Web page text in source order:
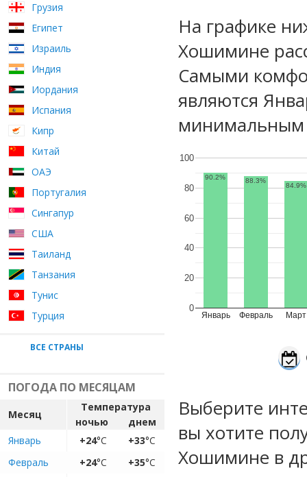
Грузия
Египет
Израиль
Индия
Иордания
Испания
Кипр
Китай
ОАЭ
Португалия
Сингапур
США
Таиланд
Танзания
Тунис
Турция
ВСЕ СТРАНЫ
ПОГОДА ПО МЕСЯЦАМ
Месяц
Температура
ночью
днем
Январь
+24°C +33°C
Февраль
+24°C +35°C
На графике
Хошимине
Самыми
являются
минимальным
Январь Февраль Март
0
20
40
60
80
100
90.2% 88.3%
84.9%
Выберите
вы хотите
Хошимине в